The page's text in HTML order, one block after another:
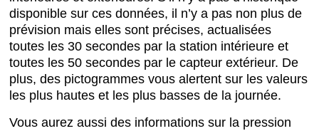
disponible sur ces données, il n’y a pas non plus de
prévision mais elles sont précises, actualisées
toutes les 30 secondes par la station intérieure et
toutes les 50 secondes par le capteur extérieur. De
plus, des pictogrammes vous alertent sur les valeurs
les plus hautes et les plus basses de la journée.
Vous aurez aussi des informations sur la pression